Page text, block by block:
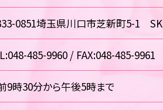
0851埼玉県川口市芝新町5-1
485-9960 / FAX:048-485-9961
9時30分から午後5時まで